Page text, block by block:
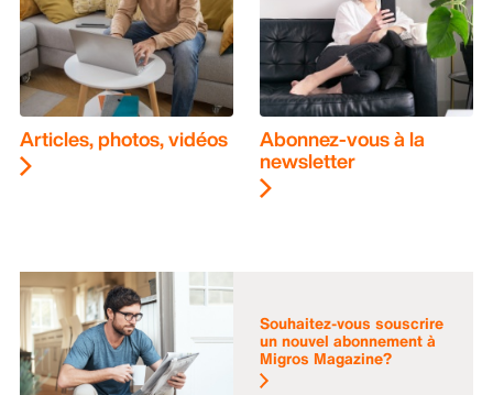
Articles, photos, vidéos Abonnez-vous à la
newsletter
Souhaitez-vous souscrire
un nouvel abonnement à
Migros Magazine?